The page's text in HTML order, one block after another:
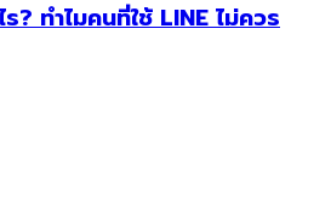
ทำไมคนที่ใช้ LINE ไม่ควร